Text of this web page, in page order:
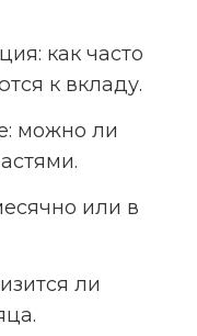
как часто
к вкладу.
можно ли
или в
ли